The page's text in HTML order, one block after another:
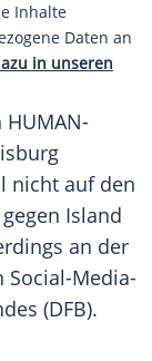
Inhalte
Daten an
in unseren
nicht auf den
Island
an der
Media-
(DFB).